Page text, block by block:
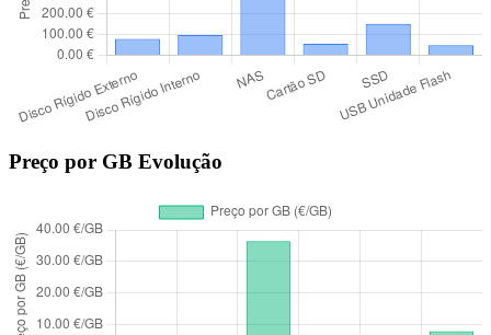
Preço por GB Evolução